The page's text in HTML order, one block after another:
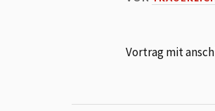
Vortrag mit